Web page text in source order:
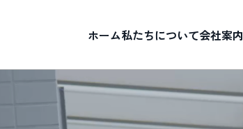
ホーム私たちについて会社案内